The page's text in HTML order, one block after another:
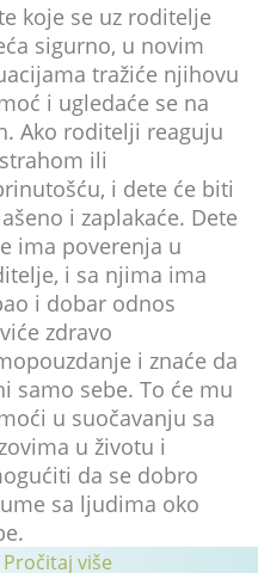
koje se uz roditelje
sigurno, u novim
tražiće njihovu
i ugledaće se na
Ako roditelji reaguju
ili
i dete će biti
i zaplakaće. Dete
ima poverenja u
i sa njima ima
i dobar odnos
zdravo
i znaće da
samo sebe. To će mu
u suočavanju sa
u životu i
da se dobro
sa ljudima oko
Pročitaj više